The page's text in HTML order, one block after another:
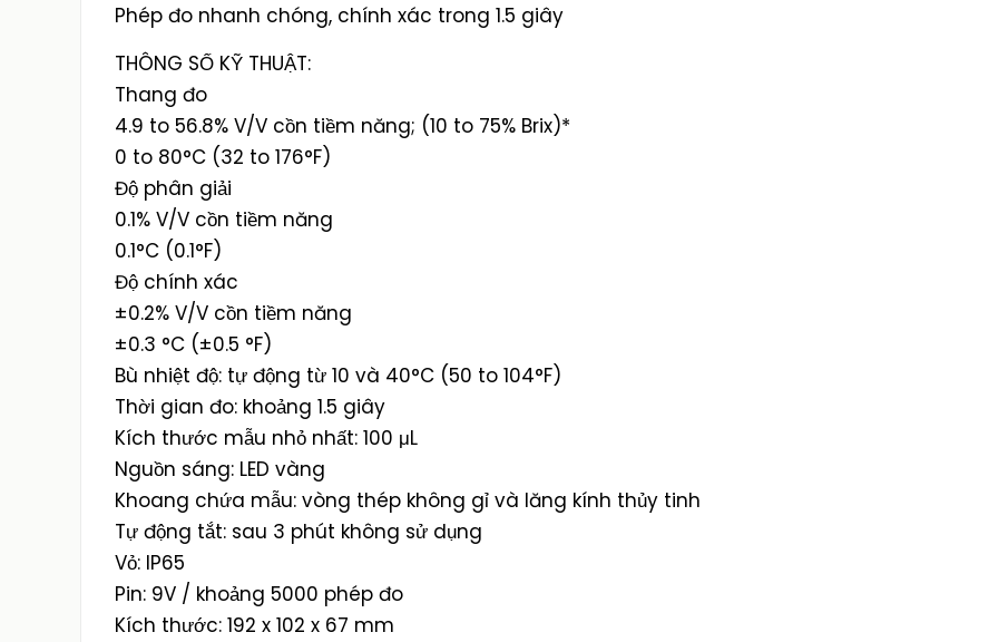
Phép đo nhanh chóng, chính xác trong 1.5 giây
THÔNG SỐ KỸ THUẬT:
Thang đo
4.9 to 56.8% V/V cồn tiềm năng; (10 to 75% Brix)*
0 to 80°C (32 to 176°F)
Độ phân giải
0.1% V/V cồn tiềm năng
0.1°C (0.1°F)
Độ chính xác
±0.2% V/V cồn tiềm năng
±0.3 °C (±0.5 °F)
Bù nhiệt độ: tự động từ 10 và 40°C (50 to 104°F)
Thời gian đo: khoảng 1.5 giây
Kích thước mẫu nhỏ nhất: 100 μL
Nguồn sáng: LED vàng
Khoang chứa mẫu: vòng thép không gỉ và lăng kính thủy tinh
Tự động tắt: sau 3 phút không sử dụng
Vỏ: IP65
Pin: 9V / khoảng 5000 phép đo
Kích thước: 192 x 102 x 67 mm